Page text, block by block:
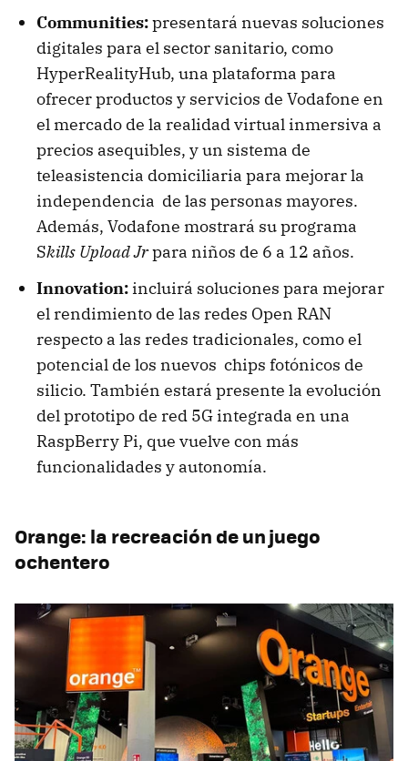
Communities:presentará nuevas soluciones
digitales para el sector sanitario, como
HyperRealityHub, una plataforma para
ofrecer productos y servicios de Vodafone en
el mercado de la realidad virtual inmersiva a
precios asequibles, y un sistema de
teleasistencia domiciliaria para mejorar la
independencia de las personas mayores.
Además, Vodafone mostrará su programa
Skills Upload Jrpara niños de 6 a 12 años.
Innovation: incluirá soluciones para mejorar
el rendimiento de las redes Open RAN
respecto a las redes tradicionales, como el
potencial de los nuevos chips fotónicos de
silicio. También estará presente la evolución
del prototipo de red 5G integrada en una
RaspBerry Pi, que vuelve con más
funcionalidades y autonomía.
Orange: la recreación de un juego
ochentero